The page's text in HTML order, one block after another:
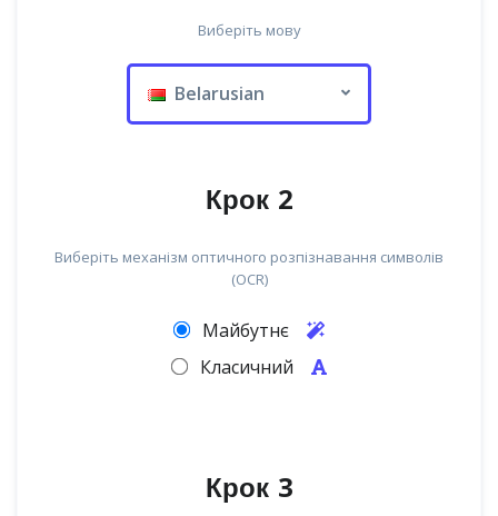
Виберіть мову
Belarusian
Крок 2
Виберіть механізм оптичного розпізнавання символів
(OCR)
Майбутнє
Класичний
Крок 3